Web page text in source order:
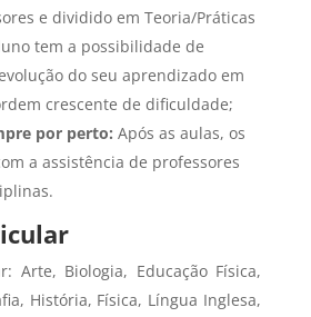
e dividido em Teoria/Práticas
tem a possibilidade de
do seu aprendizado em
crescente de dificuldade;
por perto: Após as aulas, os
a assistência de professores
Arte, Biologia, Educação Física,
História, Física, Língua Inglesa,